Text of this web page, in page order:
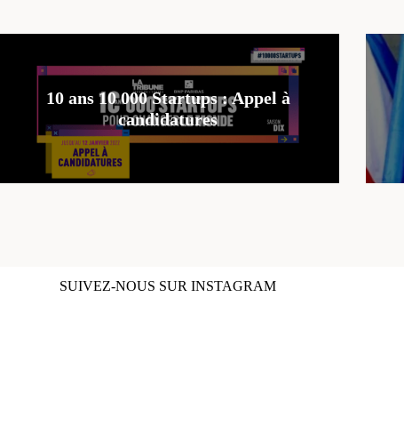
10 ans 10 000 Startups : Appel à
candidatures
SUIVEZ-NOUS SUR INSTAGRAM